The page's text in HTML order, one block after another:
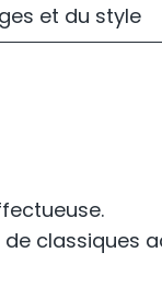
et du style
classiques